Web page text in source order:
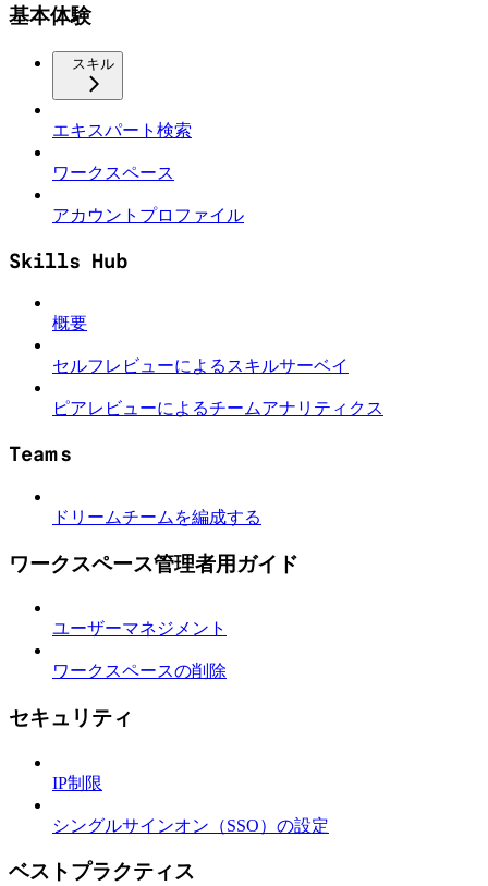
基本体験
スキル
エキスパート検索
ワークスペース
アカウントプロファイル
Skills Hub
概要
セルフレビューによるスキルサーベイ
ピアレビューによるチームアナリティクス
Teams
ドリームチームを編成する
ワークスペース管理者用ガイド
ユーザーマネジメント
ワークスペースの削除
セキュリティ
IP制限
シングルサインオン（SSO）の設定
ベストプラクティス